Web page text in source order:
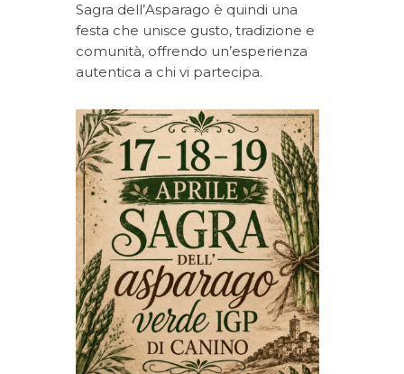
Sagra dell’Asparago è quindi una
festa che unisce gusto, tradizione e
comunità, offrendo un’esperienza
autentica a chi vi partecipa.